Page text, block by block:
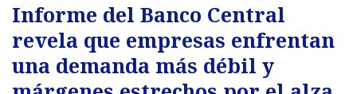
Informe del Banco Central
revela que empresas enfrentan
una demanda más débil y